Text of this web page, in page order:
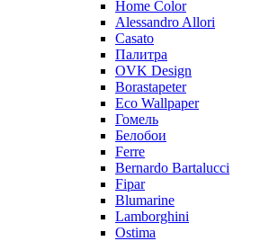
Home Color
Alessandro Allori
Casato
Палитра
OVK Design
Borastapeter
Eco Wallpaper
Гомель
Белобои
Ferre
Bernardo Bartalucci
Fipar
Blumarine
Lamborghini
Ostima